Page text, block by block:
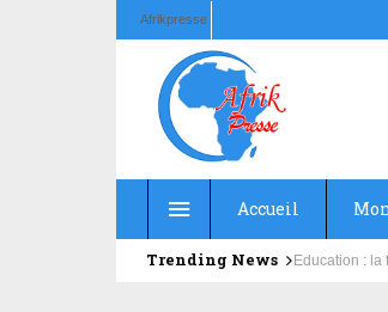
Afrikpresse
Accueil
Trending News Salubrité: